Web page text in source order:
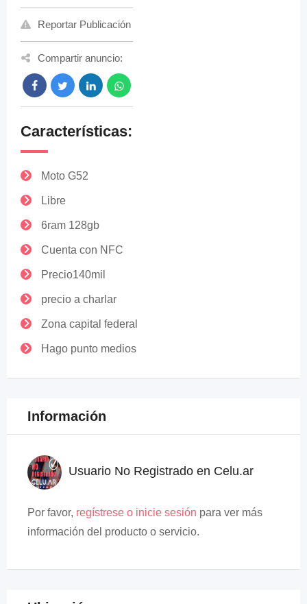
Reportar Publicación
Compartir anuncio:
Características:
Moto G52
Libre
6ram 128gb
Cuenta con NFC
Precio140mil
precio a charlar
Zona capital federal
Hago punto medios
Información
Usuario No Registrado en Celu.ar
Por favor, regístrese o inicie sesión para ver más
información del producto o servicio.